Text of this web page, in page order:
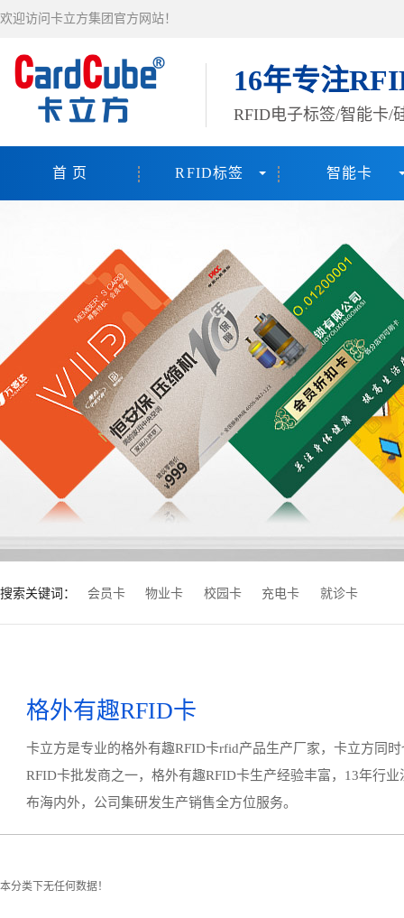
欢迎访问卡立方集团官方网站！
16年专注
RFID电子标签/智能卡/
首 页 RFID标签 智能卡
搜索关键词： 会员卡 物业卡 校园卡 充电卡 就诊卡
格外有趣RFID卡
卡立方是专业的格外有趣RFID卡rfid产品生产厂家，卡立方同
RFID卡批发商之一，格外有趣RFID卡生产经验丰富，13年行
布海内外，公司集研发生产销售全方位服务。
本分类下无任何数据！